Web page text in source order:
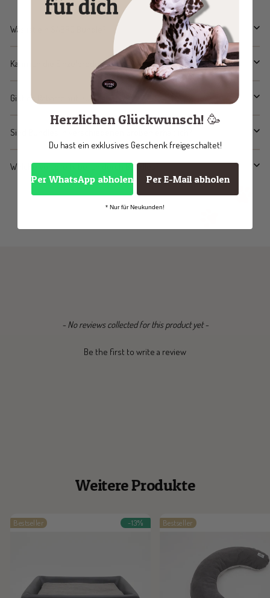
Was ist ein SABRO Bundle?
Kann ich die Einzelprodukte auch separat kaufen?
Gibt es Rabatte auf Bundles?
Sind Bundles in verschiedenen Größen erhältlich?
Welche Vorteile habe ich durch Bundles?
- No reviews collected for this product yet -
Be the first to write a review
New content loaded
Weitere Produkte
Bestseller -13% Bestseller
Herzlichen Glückwunsch! 🥳
Du hast ein exklusives Geschenk freigeschaltet!
Per WhatsApp abholen Per E-Mail abholen
* Nur für Neukunden!